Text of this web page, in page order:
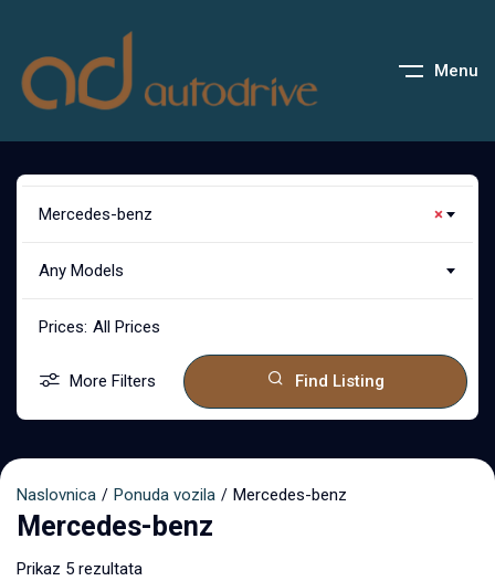
Menu
×
Mercedes-benz
Any Models
Prices: All Prices
More Filters Find Listing
Naslovnica Ponuda vozila Mercedes-benz
Mercedes-benz
Prikaz 5 rezultata